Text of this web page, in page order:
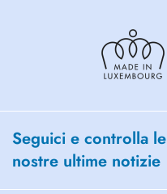
Seguici e controlla le
nostre ultime notizie